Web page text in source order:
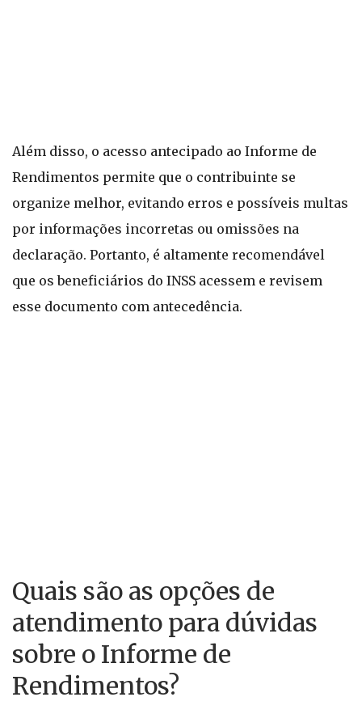
Além disso, o acesso antecipado ao Informe de
Rendimentos permite que o contribuinte se
organize melhor, evitando erros e possíveis multas
por informações incorretas ou omissões na
declaração. Portanto, é altamente recomendável
que os beneficiários do INSS acessem e revisem
esse documento com antecedência.
Quais são as opções de
atendimento para dúvidas
sobre o Informe de
Rendimentos?